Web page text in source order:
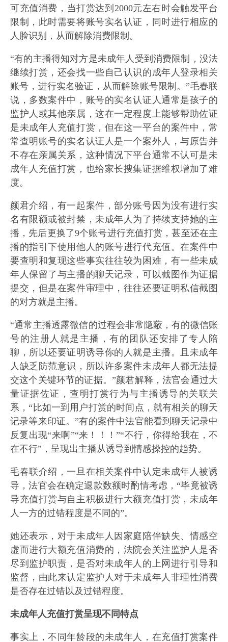
可充值消费，当打赏达到2000元左右时会触发平台
限制，此时需要将账号实名认证，同时进行相应的
人脸识别，从而解除消费限制。
“有的主播得知对方是未成年人受到消费限制，没法
继续打赏，还会找一些自己认识的成年人登录相关
账号，进行实名验证，从而解除账号限制。”毛春联
说，多数案件中，账号的实名认证人通常是孩子的
监护人或其他亲属，这在一定程度上能够帮助佐证
是未成年人充值打赏，但在这一平台的案件中，常
常查明账号的实名认证人是一个案外人，与原告并
不存在亲属关系，这种情况下平台通常不认可是未
成年人充值打赏，也给家长搜集证据维权增加了难
度。
颜君介绍，有一起案件，部分账号因为没有进行实
名有限额或被封禁，未成年人为了持续支持她的主
播，先后更换了9个账号进行充值打赏，甚至还在主
播的指引下使用他人的账号进行代充值。在案件中
要查明和复现这些事实往往较为困难，有一些未成
年人保留了与主播的聊天记录，可以截图作为证据
提交，但是在案件审理中，往往还要证明私信截图
的对方就是主播。
“通常主播透露微信的过程会非常隐蔽，有的微信账
号的注册人就是主播，有的团队还安排了专人陪
聊，所以还要证明诱导你的人就是主播。且未成年
人缺乏防范意识，所以许多案件未成年人都无法提
交这个关键环节的证据。”颜君解释，法官会通过大
量证据佐证，查明打赏行为与主播诱导的关联关
系，“比如一到用户打赏的时间点，就有相关的聊天
记录等来印证。”有的案件中法官能看到聊天记录中
反复出现“来啊”“来！！！”“不行，你得给我在，不
在不行”，呈现出主播从诱导到情感操控的趋势。
毛春联介绍，一旦在相关案件中认定未成年人被诱
导，法官会在确定退款数额时酌情考虑，“毕竟被诱
导充值打赏与自主积极进行大额充值打赏，未成年
人一方的过错程度是不同的”。
她还表示，对于未成年人因家庭陪伴缺失、情感空
虚而进行大额充值消费的，法院会关注监护人是否
尽到监护职责，是否对未成年人的上网进行引导和
监督，由此来认定监护人对于未成年人非理性消费
是否存在过错以及过错程度。
未成年人充值打赏呈现不同特点
事实上，不同年龄段的未成年人，在充值打赏案件